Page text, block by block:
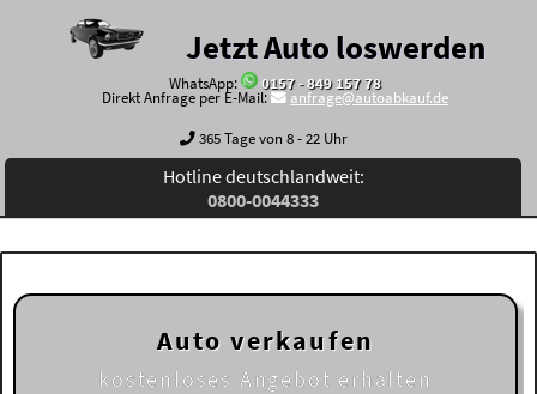
Jetzt Auto loswerden
WhatsApp:
0157 - 849 157 78
Direkt Anfrage per E-Mail:
anfrage@autoabkauf.de
365 Tage von 8 - 22 Uhr
Hotline deutschlandweit:
0800-0044333
Auto verkaufen
kostenloses Angebot erhalten